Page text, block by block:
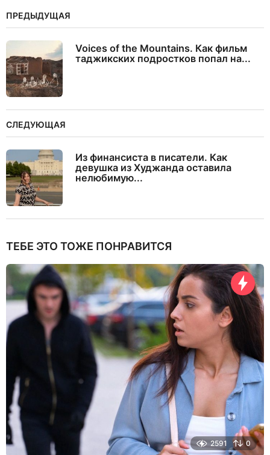
ПРЕДЫДУЩАЯ
Voices of the Mountains. Как фильм
таджикских подростков попал на...
СЛЕДУЮЩАЯ
Из финансиста в писатели. Как
девушка из Худжанда оставила
нелюбимую...
ТЕБЕ ЭТО ТОЖЕ ПОНРАВИТСЯ
2591 0